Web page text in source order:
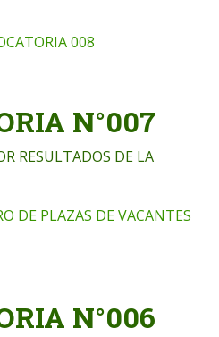
008
N°007
RESULTADOS DE LA
DE PLAZAS DE VACANTES
N°006